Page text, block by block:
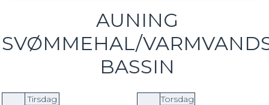
AUNING
SVØMMEHAL/
BASSIN
Tirsdag Torsdag